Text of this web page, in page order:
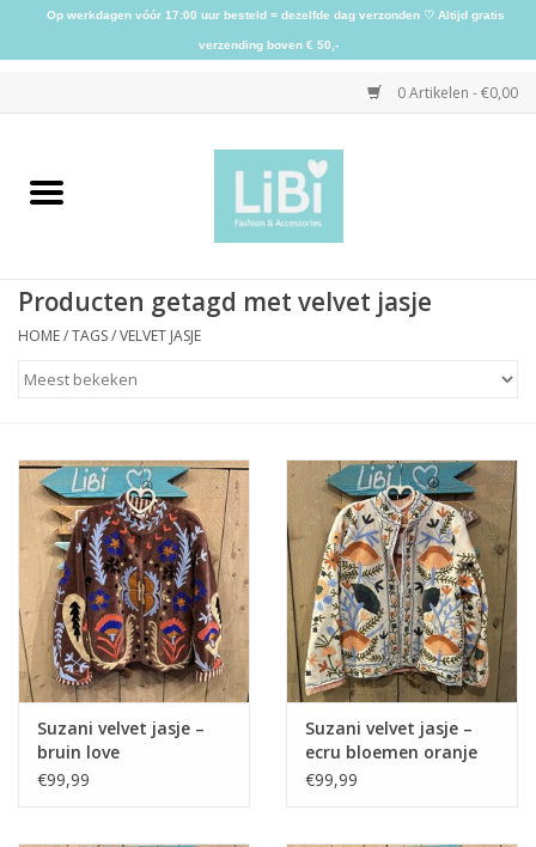
0 Artikelen - €0,00
Home
Schoenen
Sieraden
Accessoires
Home deco
SALE
Herensokken
Producten getagd met velvet jasje
HOME/TAGS/VELVET JASJE
Suzani velvet jasje –
bruin love
€99,99
Suzani velvet jasje –
ecru bloemen oranje
€99,99
Op werkdagen vóór 17:00 uur besteld = dezelfde dag verzonden ♡ Altijd gratis
verzending boven € 50,-